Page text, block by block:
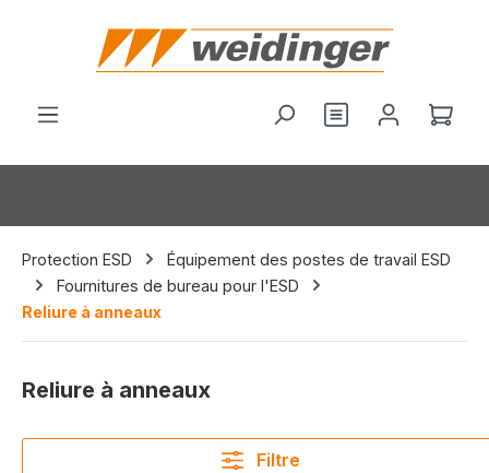
principal
Vous avez 0Le
Protection ESD
Équipement des postes de travail ESD
Fournitures de bureau pour l'ESD
Reliure à anneaux
Reliure à anneaux
Filtre